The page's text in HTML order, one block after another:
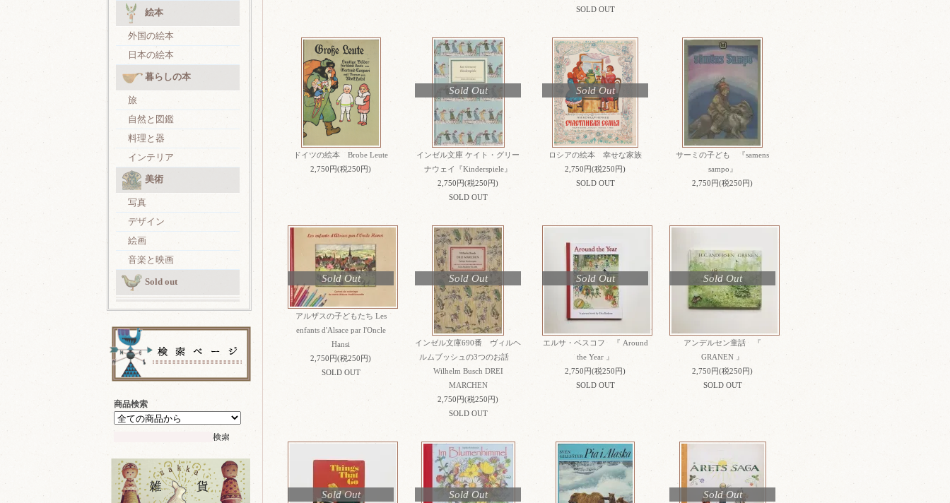
絵本
外国の絵本
日本の絵本
暮らしの本
旅
自然と図鑑
料理と器
インテリア
美術
写真
デザイン
絵画
音楽と映画
Sold out
商品検索
SOLD OUT
ドイツの絵本 Brobe Leute
2,750円(税250円)
Sold Out
インゼル文庫 ケイト・グリー
ナウェイ『Kinderspiele』
2,750円(税250円)
SOLD OUT
Sold Out
ロシアの絵本 幸せな家族
2,750円(税250円)
SOLD OUT
サーミの子ども 『samens
sampo』
2,750円(税250円)
Sold Out
アルザスの子どもたち Les
enfants d'Alsace par l'Oncle
Hansi
2,750円(税250円)
SOLD OUT
Sold Out
インゼル文庫690番 ヴィルヘ
ルムブッシュの3つのお話
Wilhelm Busch DREI
MARCHEN
2,750円(税250円)
SOLD OUT
Sold Out
エルサ・ベスコフ 『 Around
the Year 』
2,750円(税250円)
SOLD OUT
Sold Out
アンデルセン童話 『
GRANEN 』
2,750円(税250円)
SOLD OUT
Sold Out Sold Out Sold Out